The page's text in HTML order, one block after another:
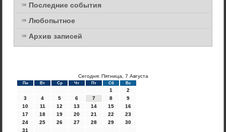
Последние события
Любопытное
Архив записей
Сегодня: Пятница, 7 Августа
Пн Вт Ср Чт Пт Сб Вс
1
2
3
4 5 6 7 8
9
10
11 12 13 14 15
16
17
18 19 20 21 22
23
24
25 26 27 28 29
30
31